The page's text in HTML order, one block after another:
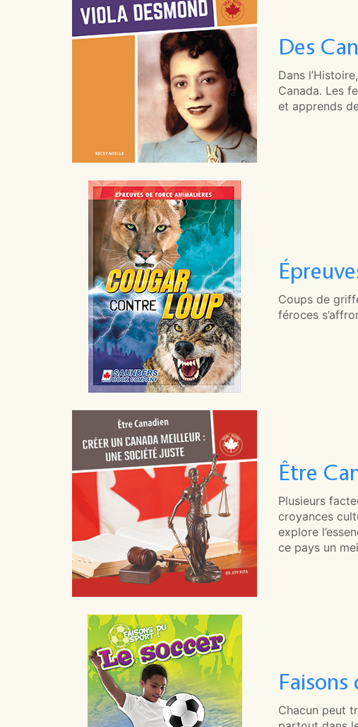
Des
Dans
Canada. Les
et apprends
Coups de
féroces
Être
Plusieurs
croyances
explore
ce pays un
Chacun peut